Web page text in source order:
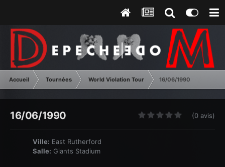
Accueil Tournées World Violation Tour 16/06/1990
16/06/1990 (0 avis)
Ville: East Rutherford
Salle: Giants Stadium